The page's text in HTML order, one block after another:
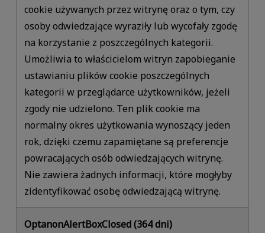
cookie używanych przez witrynę oraz o tym, czy
osoby odwiedzające wyraziły lub wycofały zgodę
na korzystanie z poszczególnych kategorii.
Umożliwia to właścicielom witryn zapobieganie
ustawianiu plików cookie poszczególnych
kategorii w przeglądarce użytkowników, jeżeli
zgody nie udzielono. Ten plik cookie ma
normalny okres użytkowania wynoszący jeden
rok, dzięki czemu zapamiętane są preferencje
powracających osób odwiedzających witrynę.
Nie zawiera żadnych informacji, które mogłyby
zidentyfikować osobę odwiedzającą witrynę.
OptanonAlertBoxClosed (364 dni)